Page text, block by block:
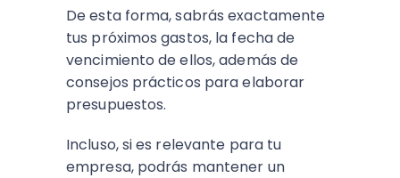
De esta forma, sabrás exactamente
tus próximos gastos, la fecha de
vencimiento de ellos, además de
consejos prácticos para elaborar
presupuestos.
Incluso, si es relevante para tu
empresa, podrás mantener un